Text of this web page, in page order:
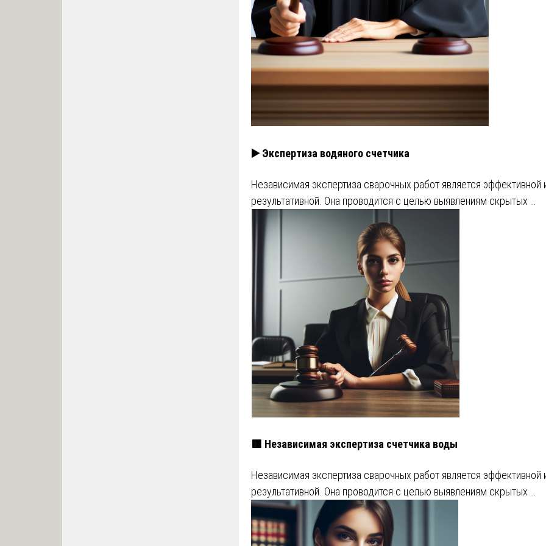
▶️ Экспертиза водяного счетчика
Независимая экспертиза сварочных работ является эффективной
результативной. Она проводится с целью выявлениям скрытых …
🟥 Независимая экспертиза счетчика воды
Независимая экспертиза сварочных работ является эффективной
результативной. Она проводится с целью выявлениям скрытых …